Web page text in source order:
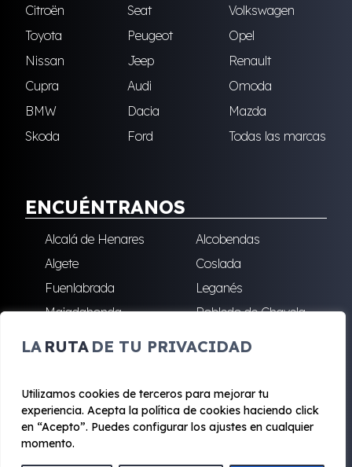
LA RUTA DE TU PRIVACIDAD
Utilizamos cookies de terceros para mejorar tu
experiencia. Acepta la política de cookies haciendo click
en “Acepto”. Puedes configurar los ajustes en cualquier
momento.
Citroën
Seat
Volkswagen
Toyota
Peugeot
Opel
Nissan
Jeep
Renault
Cupra
Audi
Omoda
BMW
Dacia
Mazda
Skoda
Ford Todas las marcas
ENCUÉNTRANOS
Alcalá de Henares
Alcobendas
Algete
Coslada
Fuenlabrada
Leganés
Majadahonda
Robledo de Chavela
Reyes
© 2020 - 2026 Renting Mad
Aviso legal y Privacidad